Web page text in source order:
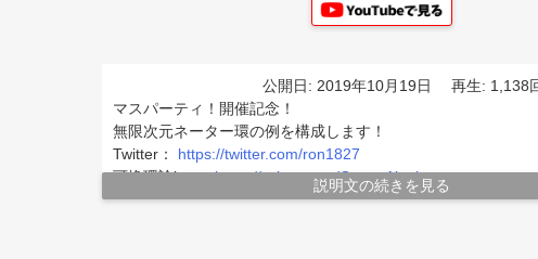
再生: 1,138
公開日: 2019年10月19日
マスパーティ！開催記念！
無限次元ネーター環の例を構成します！
Twitter：
https://twitter.com/ron1827
可換環論bot：https://twitter.com/CommAlg_bot
テキスト継続講読版：https://note.mu/ron1827/m/
説明文の続きを見る